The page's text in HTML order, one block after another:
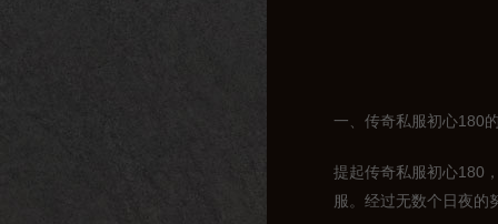
一、传奇私服初心180
提起传奇私服初心180
服。经过无数个日夜的